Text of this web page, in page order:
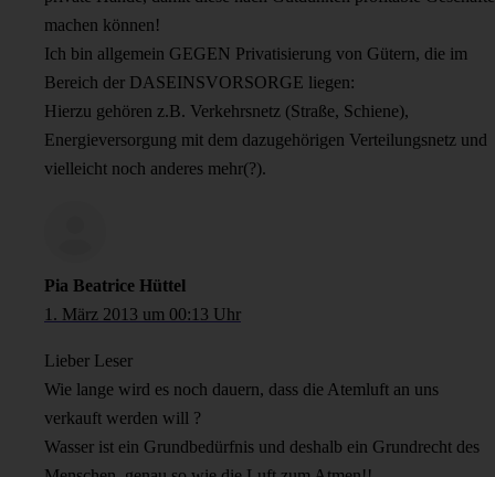
machen können!
Ich bin allgemein GEGEN Privatisierung von Gütern, die im
Bereich der DASEINSVORSORGE liegen:
Hierzu gehören z.B. Verkehrsnetz (Straße, Schiene),
Energieversorgung mit dem dazugehörigen Verteilungsnetz und
vielleicht noch anderes mehr(?).
Pia Beatrice Hüttel
1. März 2013 um 00:13 Uhr
Lieber Leser
Wie lange wird es noch dauern, dass die Atemluft an uns
verkauft werden will ?
Wasser ist ein Grundbedürfnis und deshalb ein Grundrecht des